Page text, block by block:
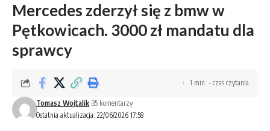
Mercedes zderzył się z bmw w
Pętkowicach. 3000 zł mandatu dla
sprawcy
Ostatnia aktualizacja: 22/06/2026 17:58
Tomasz Wojtalik 35 komentarzy
1 min. - czas czytania